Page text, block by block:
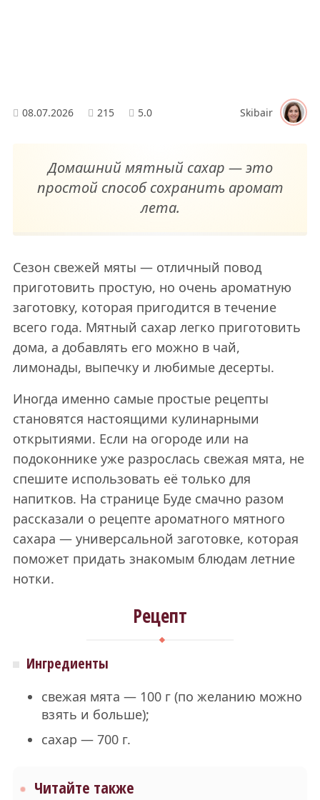
08.07.2026 215 5.0 Skibair
Домашний мятный сахар — это
простой способ сохранить аромат
лета.
Сезон свежей мяты — отличный повод
приготовить простую, но очень ароматную
заготовку, которая пригодится в течение
всего года. Мятный сахар легко приготовить
дома, а добавлять его можно в чай,
лимонады, выпечку и любимые десерты.
Иногда именно самые простые рецепты
становятся настоящими кулинарными
открытиями. Если на огороде или на
подоконнике уже разрослась свежая мята, не
спешите использовать её только для
напитков. На странице Буде смачно разом
рассказали о рецепте ароматного мятного
сахара — универсальной заготовке, которая
поможет придать знакомым блюдам летние
нотки.
Рецепт
Ингредиенты
свежая мята — 100 г (по желанию можно
взять и больше);
сахар — 700 г.
Читайте также